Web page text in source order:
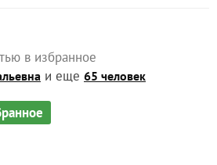
в избранное
и еще 65 человек